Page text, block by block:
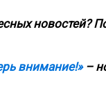
новостей?
внимание!»–